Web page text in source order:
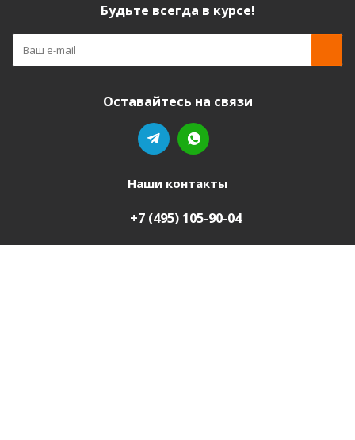
Будьте всегда в курсе!
Оставайтесь на связи
Наши контакты
+7 (495) 105-90-04